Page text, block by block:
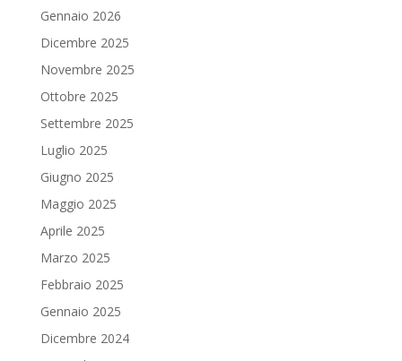
Gennaio 2026
Dicembre 2025
Novembre 2025
Ottobre 2025
Settembre 2025
Luglio 2025
Giugno 2025
Maggio 2025
Aprile 2025
Marzo 2025
Febbraio 2025
Gennaio 2025
Dicembre 2024